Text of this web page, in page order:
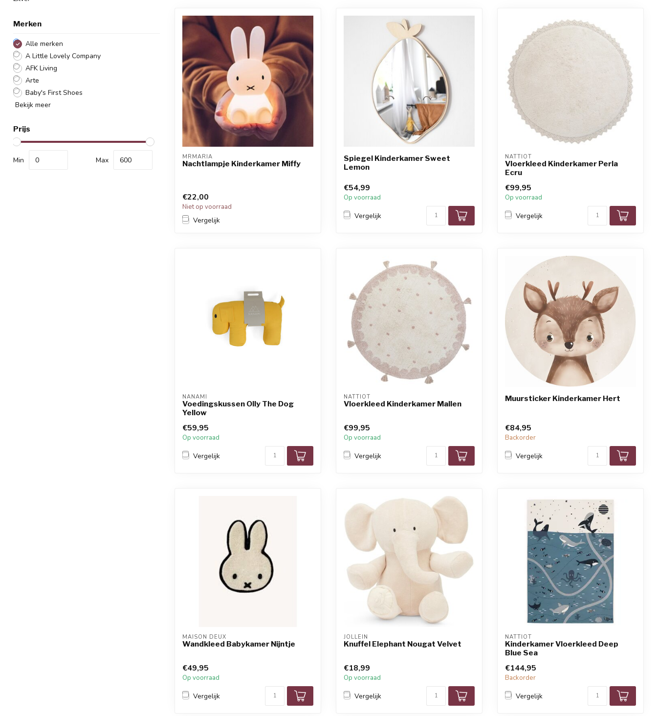
Merken
Alle merken
A Little Lovely Company
AFK Living
Arte
Baby's First Shoes
Bekijk meer
Prijs
Min Max MRMARIA
Nachtlampje Kinderkamer Miffy
€22,00
Niet op voorraad
Vergelijk
Spiegel Kinderkamer Sweet
Lemon
€54,99
Op voorraad
Vergelijk
NATTIOT
Vloerkleed Kinderkamer Perla
Ecru
€99,95
Op voorraad
Vergelijk
NANAMI
Voedingskussen Olly The Dog
Yellow
€59,95
Op voorraad
Vergelijk
NATTIOT
Vloerkleed Kinderkamer Mallen
€99,95
Op voorraad
Vergelijk
Muursticker Kinderkamer Hert
€84,95
Backorder
Vergelijk
MAISON DEUX
Wandkleed Babykamer Nijntje
€49,95
Op voorraad
Vergelijk
JOLLEIN
Knuffel Elephant Nougat Velvet
€18,99
Op voorraad
Vergelijk
NATTIOT
Kinderkamer Vloerkleed Deep
Blue Sea
€144,95
Backorder
Vergelijk